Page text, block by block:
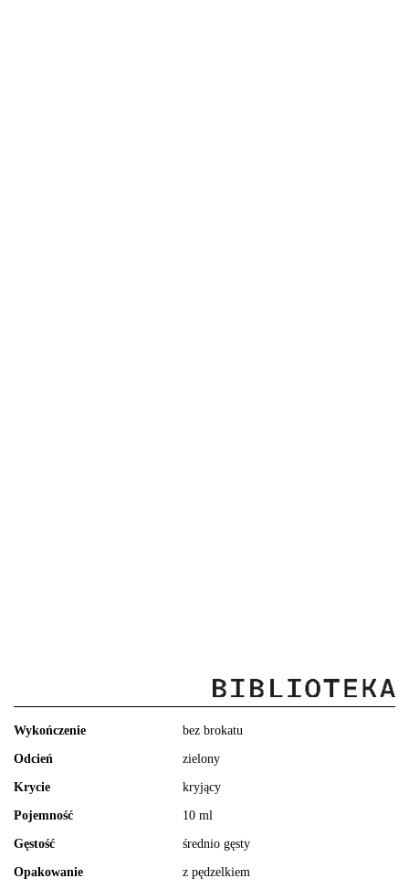
Wykończenie bez brokatu
Odcień zielony
Krycie kryjący
Pojemność 10 ml
Gęstość średnio gęsty
Opakowanie z pędzelkiem